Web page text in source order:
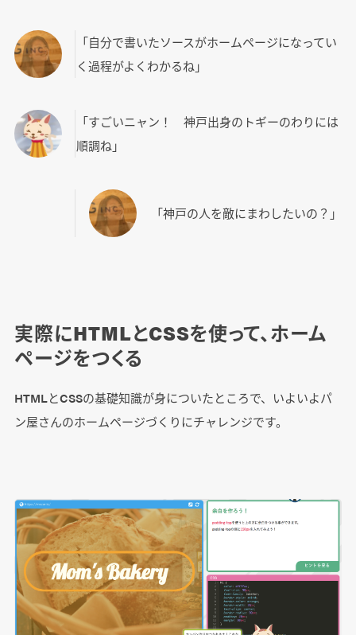
「自分で書いたソースがホームページになってい
く過程がよくわかるね」
「すごいニャン！ 神戸出身のトギーのわりには
順調ね」
「神戸の人を敵にまわしたいの？」
実際にHTMLとCSSを使って、ホーム
ページをつくる
HTMLとCSSの基礎知識が身についたところで、いよいよパ
ン屋さんのホームページづくりにチャレンジです。